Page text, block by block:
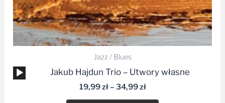
Jazz / Blues
Odtwarzacz
plików
dźwiękowych
Jakub Hajdun Trio – Utwory własne
19,99zł– 34,99zł